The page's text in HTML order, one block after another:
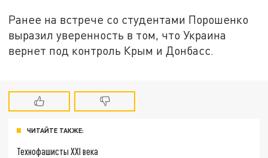
Ранее на встрече со студентами Порошенко
выразил уверенность в том, что Украина
вернет под контроль Крым и Донбасс.
ЧИТАЙТЕ ТАКЖЕ:
Технофашисты XXI века